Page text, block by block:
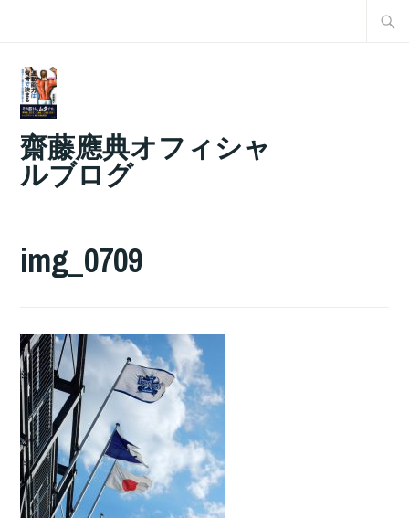
齋藤應典オフィシャ
ルブログ
img_0709